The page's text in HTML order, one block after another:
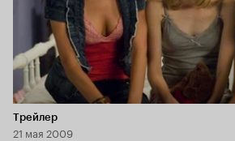
Длительность 3 мин
Трейлер
21 мая 2009